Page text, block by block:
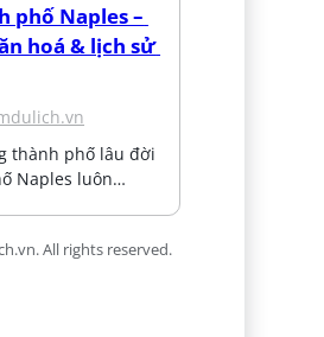
phố Naples –
hoá & lịch sử
thành phố lâu đời
Naples luôn…
All rights reserved.